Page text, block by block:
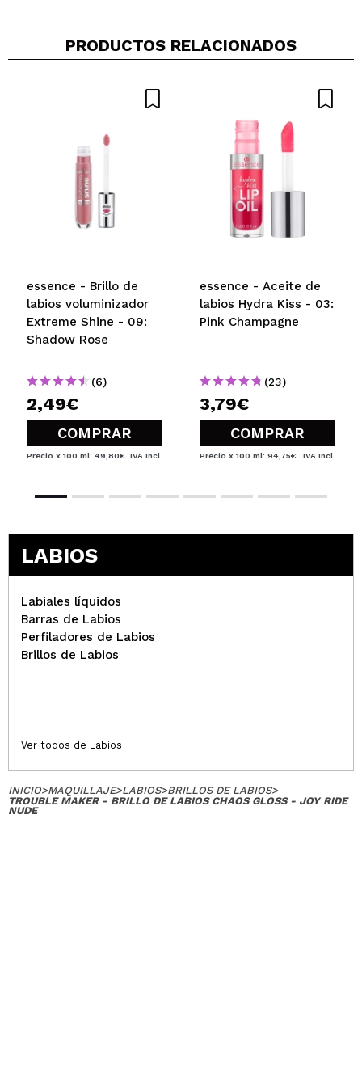
PRODUCTOS RELACIONADOS
essence - Brillo de
labios voluminizador
Extreme Shine - 09:
Shadow Rose
(6)
2,49€
COMPRAR
Precio x 100 ml: 49,80€ IVA Incl.
essence - Aceite de
labios Hydra Kiss - 03:
Pink Champagne
(23)
3,79€
COMPRAR
Precio x 100 ml: 94,75€ IVA Incl.
LABIOS
Labiales líquidos
Barras de Labios
Perfiladores de Labios
Brillos de Labios
Ver todos de Labios
INICIO>MAQUILLAJE>LABIOS>BRILLOS DE LABIOS>
TROUBLE MAKER - BRILLO DE LABIOS CHAOS GLOSS - JOY RIDE
NUDE